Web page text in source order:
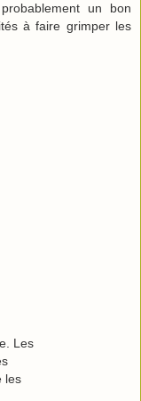
un bon
à faire grimper les
Les
les